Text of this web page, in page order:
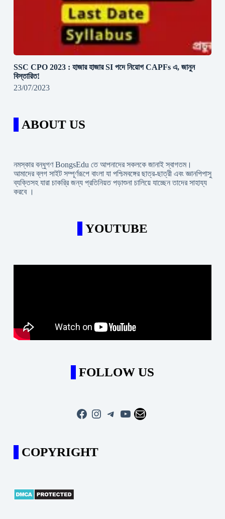
SSC CPO 2023 : হাজার হাজার SI পদে নিয়োগ CAPFs এ, জানুন
বিস্তারিত!
23/07/2023
ABOUT US
নমস্কার বন্ধুগণ BongsEdu তে আপনাদের সকলকে জানাই স্বাগতম।
আমাদের ব্লগ সাইট সম্পূর্ণরূপে বাংলা যা পশ্চিমবঙ্গের ছাত্র-ছাত্রী এবং জ্ঞানপিপাসু
ব্যক্তিসহ যারা চাকরি্র জন্য প্রতিনিয়ত পড়াশুনা চালিয়ে যাচ্ছেন তাদের সাহায্য
করবে ।
YOUTUBE
FOLLOW US
Facebook
Instagram
Telegram
YouTube
Mail
COPYRIGHT